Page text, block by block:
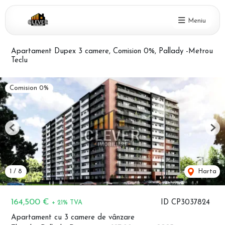
Meniu
Apartament Dupex 3 camere, Comision 0%, Pallady -Metrou
Teclu
ID CP3037824
164,500 € + 21% TVA
Apartament cu 3 camere de vânzare
Comision 0%
1 / 8 Harta
Previous